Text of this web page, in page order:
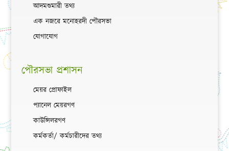
আদমশুমারী তথ্য
এক নজরে মনোহরদী পৌরসভা
যোগাযোগ
পৌরসভা প্রশাসন
মেয়র প্রোফাইল
প্যানেল মেয়রগণ
কাউন্সিলরগণ
কর্মকর্তা/ কর্মচারীদের তথ্য